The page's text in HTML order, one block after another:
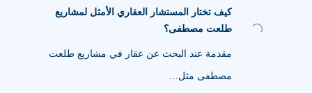
كيف تختار المستشار العقاري الأمثل لمشاريع
طلعت مصطفى؟
مقدمة عند البحث عن عقار في مشاريع طلعت
مصطفى مثل…